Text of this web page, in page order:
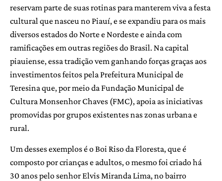
reservam parte de suas rotinas para manterem viva a festa
cultural que nasceu no Piauí, e se expandiu para os mais
diversos estados do Norte e Nordeste e ainda com
ramificações em outras regiões do Brasil. Na capital
piauiense, essa tradição vem ganhando forças graças aos
investimentos feitos pela Prefeitura Municipal de
Teresina que, por meio da Fundação Municipal de
Cultura Monsenhor Chaves (FMC), apoia as iniciativas
promovidas por grupos existentes nas zonas urbana e
rural.
Um desses exemplos é o Boi Riso da Floresta, que é
composto por crianças e adultos, o mesmo foi criado há
30 anos pelo senhor Elvis Miranda Lima, no bairro